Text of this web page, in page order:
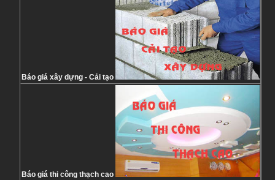
Báo giá xây dựng - Cải tạo
Báo giá thi công thạch cao